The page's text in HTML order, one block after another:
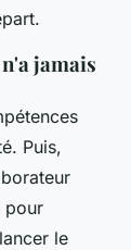
jamais
Puis,
pour
le